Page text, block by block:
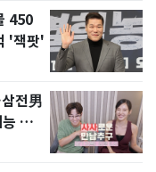
450
'잭팟'
전男
화